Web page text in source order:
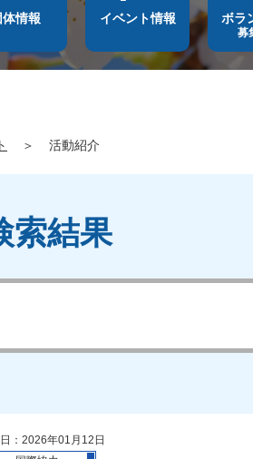
体情報 イベント情報 ボラ
募
＞ 活動紹介
索結果
：2026年01月12日